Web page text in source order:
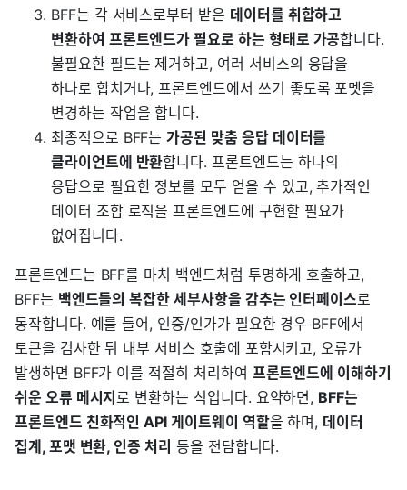
BFF는 각 서비스로부터 받은 데이터를 취합하고
변환하여 프론트엔드가 필요로 하는 형태로 가공합니다.
불필요한 필드는 제거하고, 여러 서비스의 응답을
하나로 합치거나, 프론트엔드에서 쓰기 좋도록 포멧을
변경하는 작업을 합니다.
최종적으로 BFF는가공된 맞춤 응답 데이터를
클라이언트에 반환합니다. 프론트엔드는 하나의
응답으로 필요한 정보를 모두 얻을 수 있고, 추가적인
데이터 조합 로직을 프론트엔드에 구현할 필요가
없어집니다.
프론트엔드는 BFF를 마치 백엔드처럼 투명하게 호출하고,
BFF는 백엔드들의 복잡한 세부사항을 감추는 인터페이스로
동작합니다. 예를 들어, 인증/인가가 필요한 경우 BFF에서
토큰을 검사한 뒤 내부 서비스 호출에 포함시키고, 오류가
발생하면 BFF가 이를 적절히 처리하여 프론트엔드에 이해하기
쉬운 오류 메시지 로 변환하는 식입니다. 요약하면, BFF는
프론트엔드 친화적인 API 게이트웨이 역할을 하며, 데이터
집계, 포맷 변환, 인증 처리 등을 전담합니다.